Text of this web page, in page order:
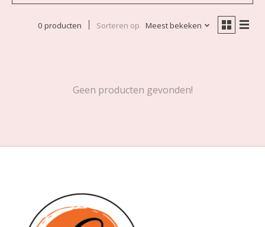
0 producten Sorteren op Meest bekeken
Geen producten gevonden!